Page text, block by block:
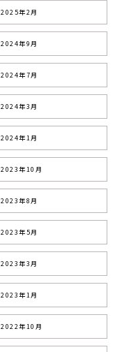
2025年2月
2024年9月
2024年7月
2024年3月
2024年1月
2023年10月
2023年8月
2023年5月
2023年3月
2023年1月
2022年10月